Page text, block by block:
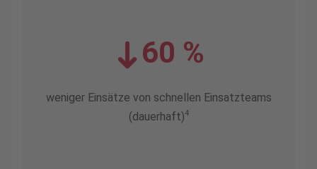
60 %
weniger Einsätze von schnellen Einsatzteams
(dauerhaft)4